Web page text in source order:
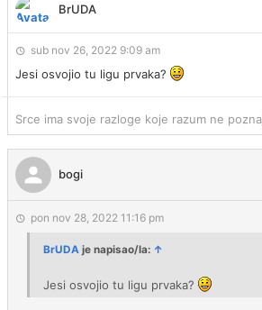
BrUDA
sub nov 26, 2022 9:09 am
Jesi osvojio tu ligu prvaka?
Srce ima svoje razloge koje razum ne
bogi
pon nov 28, 2022 11:16 pm
BrUDA je napisao/la: ↑
Jesi osvojio tu ligu prvaka?